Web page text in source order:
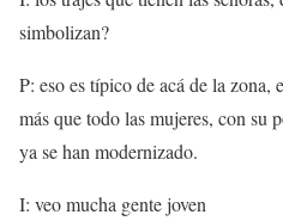
simbolizan?
P: eso es típico de acá de la zona,
más que todo las mujeres, con su
ya se han modernizado.
I: veo mucha gente joven